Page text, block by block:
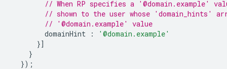
// When RP specifies a '@domain.example'
// shown to the user whose 'domain_hints'
// '@domain.example' value
domainHint
:
'@domain.example'
}]
}
});